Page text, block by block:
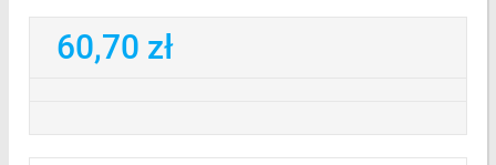
60,70 zł